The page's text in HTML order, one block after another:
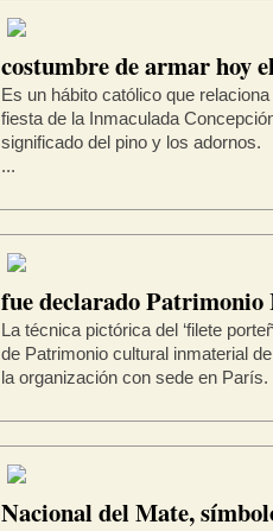
costumbre de armar hoy
Es un hábito católico que
fiesta de la Inmaculada
significado del pino y los adornos.
...
fue declarado
La técnica pictórica del ‘filete
de Patrimonio cultural inmaterial
la organización con sede en París.
Nacional del Mate,